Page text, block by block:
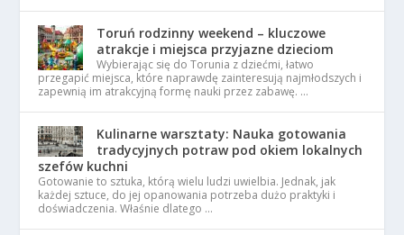
Toruń rodzinny weekend – kluczowe
atrakcje i miejsca przyjazne dzieciom
Wybierając się do Torunia z dziećmi, łatwo
przegapić miejsca, które naprawdę zainteresują najmłodszych i
zapewnią im atrakcyjną formę nauki przez zabawę. …
Kulinarne warsztaty: Nauka gotowania
tradycyjnych potraw pod okiem lokalnych
szefów kuchni
Gotowanie to sztuka, którą wielu ludzi uwielbia. Jednak, jak
każdej sztuce, do jej opanowania potrzeba dużo praktyki i
doświadczenia. Właśnie dlatego …